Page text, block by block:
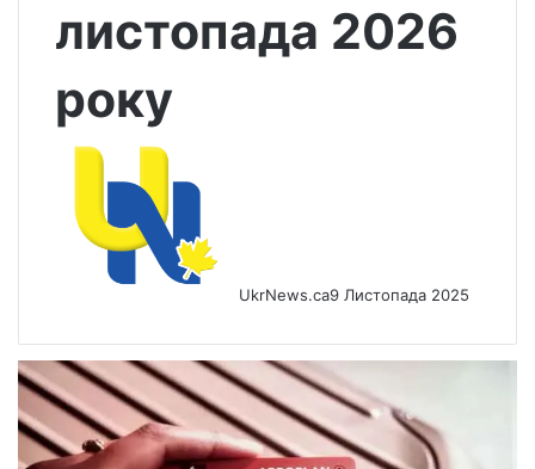
листопада 2026
року
UkrNews.ca9 Листопада 2025